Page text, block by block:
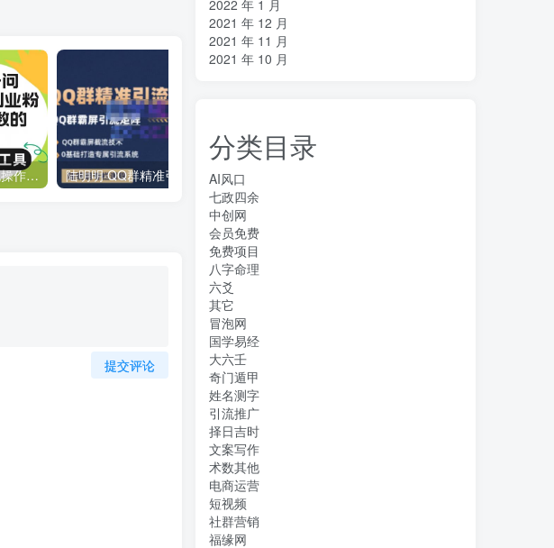
2024微信问一问暴力引流操作，单个日引200+创业粉！不限制注册账号！0封… 陆明明·QQ群精准引流专栏4.0【2022版】，0基础教你QQ群引流，打造群霸屏系统
提交评论
2022 年 1 月
2021 年 12 月
2021 年 11 月
2021 年 10 月
分类目录
AI风口
七政四余
中创网
会员免费
免费项目
八字命理
六爻
其它
冒泡网
国学易经
大六壬
奇门遁甲
姓名测字
引流推广
择日吉时
文案写作
术数其他
电商运营
短视频
社群营销
福缘网